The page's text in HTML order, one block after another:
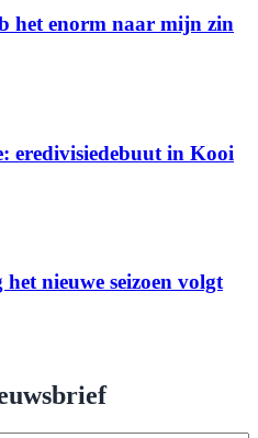
het enorm naar mijn zin
eredivisiedebuut in Kooi
nieuwe seizoen volgt